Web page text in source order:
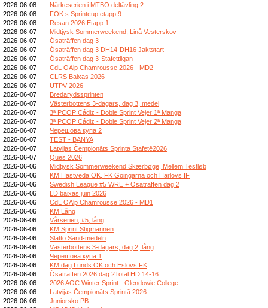
2026-06-08
Närkeserien i MTBO deltävling 2
2026-06-08
FOK:s Sprintcup etapp 9
2026-06-08
Resan 2026 Etapp 1
2026-06-07
Midtjysk Sommerweekend, Linå Vesterskov
2026-06-07
Ösaträffen dag 3
2026-06-07
Ösaträffen dag 3 DH14-DH16 Jaktstart
2026-06-07
Ösaträffen dag 3-Stafettligan
2026-06-07
CdL OAlp Chamrousse 2026 - MD2
2026-06-07
CLRS Baixas 2026
2026-06-07
UTPV 2026
2026-06-07
Bredarydssprinten
2026-06-07
Västerbottens 3-dagars, dag 3, medel
2026-06-07
3ª PCOP Cádiz - Doble Sprint Vejer 1ª Manga
2026-06-07
3ª PCOP Cádiz - Doble Sprint Vejer 2ª Manga
2026-06-07
Черешова купа 2
2026-06-07
TEST - BANYA
2026-06-07
Latvijas Čempionāts Sprinta Stafetē2026
2026-06-07
Ques 2026
2026-06-06
Midtjysk Sommerweekend Skærbøge, Mellem Testløb
2026-06-06
KM Hästveda OK, FK Göingarna och Härlövs IF
2026-06-06
Swedish League #5 WRE + Ösaträffen dag 2
2026-06-06
LD baixas juin 2026
2026-06-06
CdL OAlp Chamrousse 2026 - MD1
2026-06-06
KM Lång
2026-06-06
Vårserien, #5, lång
2026-06-06
KM Sprint Stigmännen
2026-06-06
Slättö Sand-medeln
2026-06-06
Västerbottens 3-dagars, dag 2, lång
2026-06-06
Черешова купа 1
2026-06-06
KM dag Lunds OK och Eslövs FK
2026-06-06
Ösaträffen 2026 dag 2Total HD 14-16
2026-06-06
2026 AOC Winter Sprint - Glendowie College
2026-06-06
Latvijas Čempionāts Sprintā 2026
2026-06-06
Juniorsko PB